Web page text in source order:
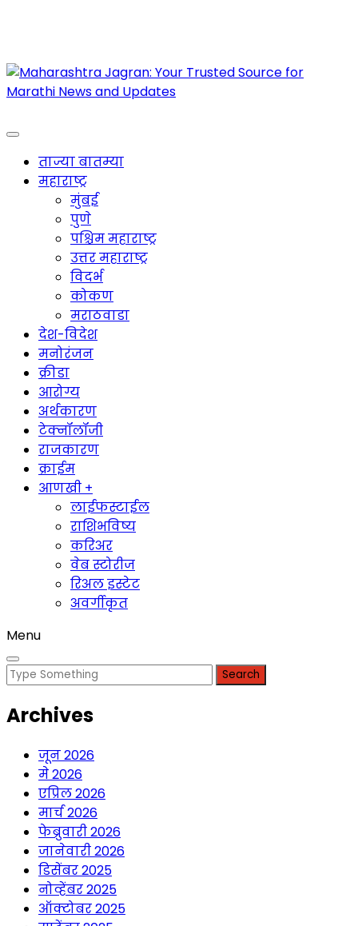
Maharashtra Jagran : Your Trusted Companion
ताज्या बातम्या
महाराष्ट्र
मुंबई
पुणे
पश्चिम महाराष्ट्र
उत्तर महाराष्ट्र
विदर्भ
कोकण
मराठवाडा
देश-विदेश
मनोरंजन
क्रीडा
आरोग्य
अर्थकारण
टेक्नॉलॉजी
राजकारण
क्राईम
आणखी +
लाईफस्टाईल
राशिभविष्य
करिअर
वेब स्टोरीज
रिअल इस्टेट
अवर्गीकृत
Menu
Search
Archives
जून 2026
मे 2026
एप्रिल 2026
मार्च 2026
फेब्रुवारी 2026
जानेवारी 2026
डिसेंबर 2025
नोव्हेंबर 2025
ऑक्टोबर 2025